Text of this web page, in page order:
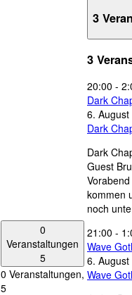
0
Veranstaltungen
5
0 Veranstaltungen,
5
3
3
20:00 -
Dark
6.
Dark
Dark
Guest
kommen
noch
21:00 -
Wave
6.
Wave